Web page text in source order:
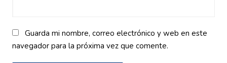
Guarda mi nombre, correo electrónico y web en este
navegador para la próxima vez que comente.